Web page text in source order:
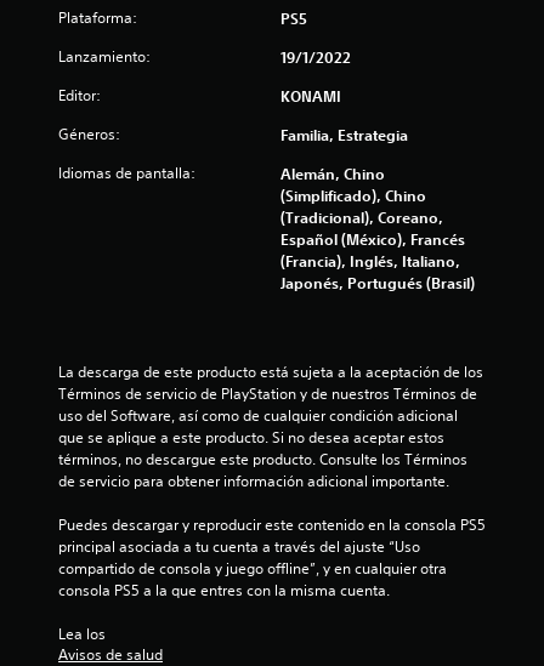
Plataforma: PS5
Lanzamiento: 19/1/2022
Editor: KONAMI
Géneros: Familia, Estrategia
Idiomas de pantalla:
Alemán, Chino
(Simplificado), Chino
(Tradicional), Coreano,
Español (México), Francés
(Francia), Inglés, Italiano,
Japonés, Portugués (Brasil)
La descarga de este producto está sujeta a la aceptación de los
Términos de servicio de PlayStation y de nuestros Términos de
uso del Software, así como de cualquier condición adicional
que se aplique a este producto. Si no desea aceptar estos
términos, no descargue este producto. Consulte los Términos
de servicio para obtener información adicional importante.
Puedes descargar y reproducir este contenido en la consola PS5
principal asociada a tu cuenta a través del ajuste “Uso
compartido de consola y juego offline”, y en cualquier otra
consola PS5 a la que entres con la misma cuenta.
Lea los
Avisos de salud